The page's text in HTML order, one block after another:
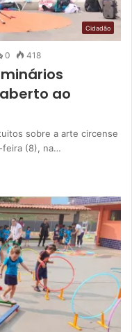
Cidadão
0 418
ao
sobre a arte circense
feira (8), na…